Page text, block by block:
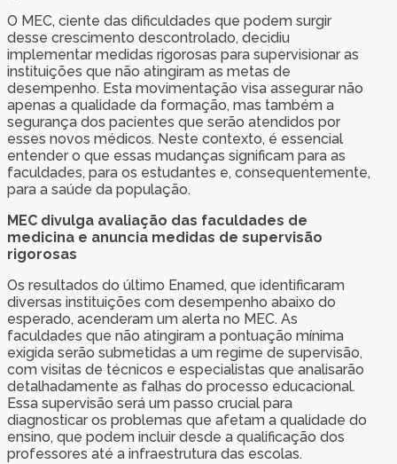
O MEC, ciente das dificuldades que podem surgir
desse crescimento descontrolado, decidiu
implementar medidas rigorosas para supervisionar as
instituições que não atingiram as metas de
desempenho. Esta movimentação visa assegurar não
apenas a qualidade da formação, mas também a
segurança dos pacientes que serão atendidos por
esses novos médicos. Neste contexto, é essencial
entender o que essas mudanças significam para as
faculdades, para os estudantes e, consequentemente,
para a saúde da população.
MEC divulga avaliação das faculdades de
medicina e anuncia medidas de supervisão
rigorosas
Os resultados do último Enamed, que identificaram
diversas instituições com desempenho abaixo do
esperado, acenderam um alerta no MEC. As
faculdades que não atingiram a pontuação mínima
exigida serão submetidas a um regime de supervisão,
com visitas de técnicos e especialistas que analisarão
detalhadamente as falhas do processo educacional.
Essa supervisão será um passo crucial para
diagnosticar os problemas que afetam a qualidade do
ensino, que podem incluir desde a qualificação dos
professores até a infraestrutura das escolas.